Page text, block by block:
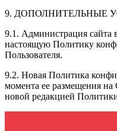
9. ДОПОЛНИТЕЛЬНЫЕ
9.1. Администрация сайта
настоящую Политику
Пользователя.
9.2. Новая Политика
момента ее размещения на
новой редакцией